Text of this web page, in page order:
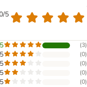
5
(3)
(0)
(0)
(0)
(0)